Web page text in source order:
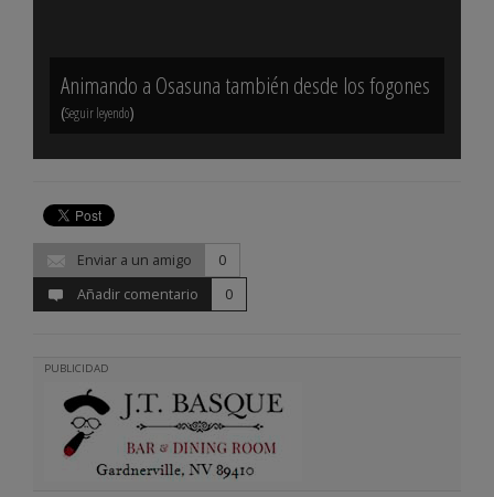
Animando a Osasuna también desde los fogones
(Seguir leyendo)
Enviar a un amigo
0
Añadir comentario
0
PUBLICIDAD